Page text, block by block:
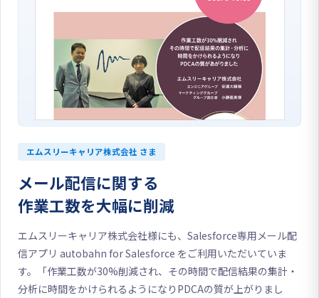
エムスリーキャリア株式会社 さま
メール配信に関する
作業工数を大幅に削減
エムスリーキャリア株式会社様にも、Salesforce専用メール配
信アプリ autobahn for Salesforce をご利用いただいていま
す。「作業工数が30%削減され、その時間で配信結果の集計・
分析に時間をかけられるようになりPDCAの質が上がりまし